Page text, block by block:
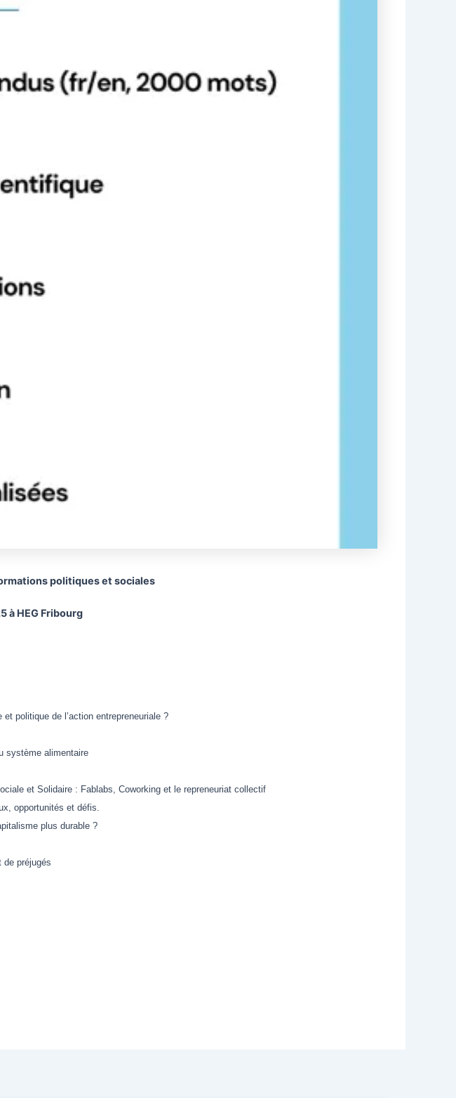
politiques et sociales
à HEG Fribourg
politique de l’action entrepreneuriale ?
système alimentaire
et Solidaire : Fablabs, Coworking et le repreneuriat collectif
opportunités et défis.
plus durable ?
de préjugés